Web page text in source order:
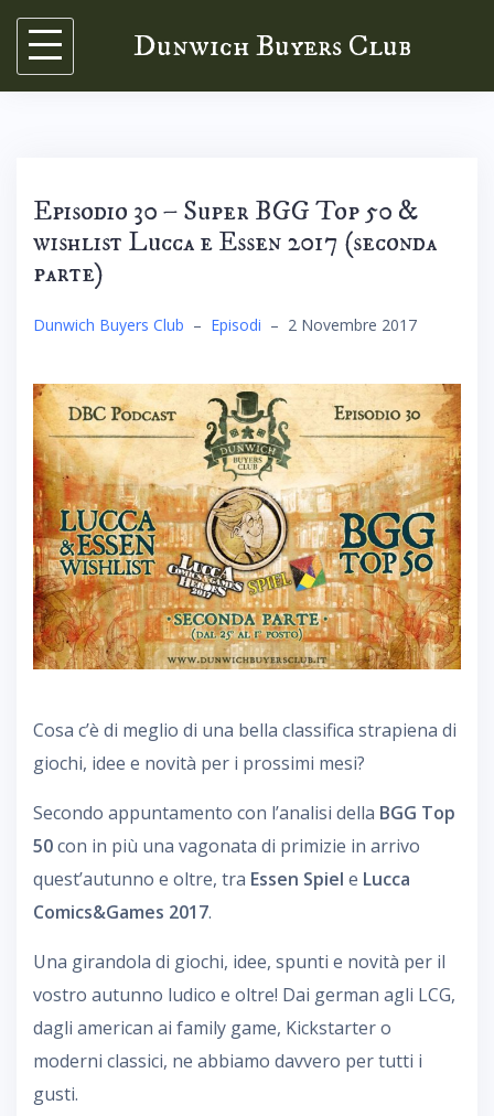
Skip
content
Dunwich Buyers Club
Episodio 30 – Super BGG Top 50 &
wishlist Lucca e Essen 2017 (seconda
parte)
Dunwich Buyers Club – Episodi – 2 Novembre 2017
Cosa c’è di meglio di una bella classifica strapiena di
giochi, idee e novità per i prossimi mesi?
Secondo appuntamento con l’analisi della BGG Top
50con in più una vagonata di primizie in arrivo
quest’autunno e oltre, tra Essen Spiel e Lucca
Comics&Games 2017.
Una girandola di giochi, idee, spunti e novità per il
vostro autunno ludico e oltre! Dai german agli LCG,
dagli american ai family game, Kickstarter o
moderni classici, ne abbiamo davvero per tutti i
gusti.